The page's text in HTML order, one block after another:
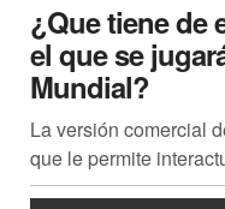
¿Que tiene de
el que se
Mundial?
La versión comercial
que le permite